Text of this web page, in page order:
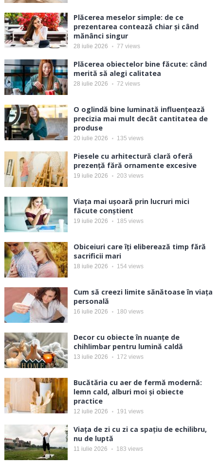
Plăcerea meselor simple: de ce
prezentarea contează chiar și când
mănânci singur
28 iulie 2026 77 views
Plăcerea obiectelor bine făcute: când
merită să alegi calitatea
28 iulie 2026 72 views
O oglindă bine luminată influențează
precizia mai mult decât cantitatea de
produse
20 iulie 2026 135 views
Piesele cu arhitectură clară oferă
prezență fără ornamente excesive
19 iulie 2026 203 views
Viața mai ușoară prin lucruri mici
făcute conștient
19 iulie 2026 185 views
Obiceiuri care îți eliberează timp fără
sacrificii mari
18 iulie 2026 154 views
Cum să creezi limite sănătoase în viața
personală
16 iulie 2026 180 views
Decor cu obiecte în nuanțe de
chihlimbar pentru lumină caldă
13 iulie 2026 172 views
Bucătăria cu aer de fermă modernă:
lemn cald, alburi moi și obiecte
practice
12 iulie 2026 191 views
Viața de zi cu zi ca spațiu de echilibru,
nu de luptă
11 iulie 2026 183 views